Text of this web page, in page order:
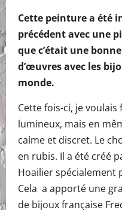
Cette peinture a été
précédent avec une
que c’était une
d’œuvres avec les
monde.
Cette fois-ci, je
lumineux, mais en
calme et discret. Le
en rubis. Il a été créé
Hoailier spécialement
Cela a apporté une
de bijoux française